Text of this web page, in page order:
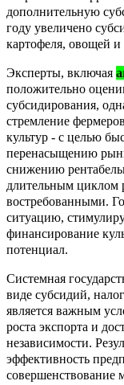
дополнительную
году увеличено
картофеля, овощей
Эксперты, включая
положительно
субсидирования,
стремление
культур - с целью
перенасыщению
снижению
длительным циклом
востребованными.
ситуацию,
финансирование
потенциал.
Системная
виде субсидий,
является важным
роста экспорта и
независимости.
эффективность
совершенствование